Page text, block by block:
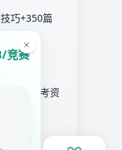
巧+350篇
阅读备考资
竞赛